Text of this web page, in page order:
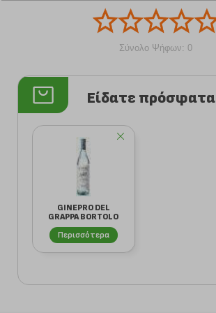
Σύνολο Ψήφων: 0
Είδατε πρόσφατα
GINEPRO DEL
GRAPPA BORTOLO
NARDINI 700 ML
Περισσότερα